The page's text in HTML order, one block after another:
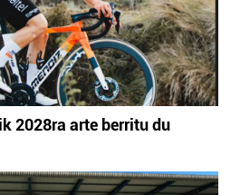
2028ra arte berritu du